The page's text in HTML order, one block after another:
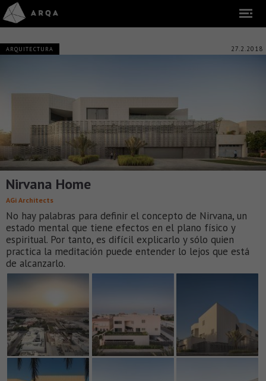
ARQUITECTURA 27.2.2018
Nirvana Home
AGi Architects
No hay palabras para definir el concepto de Nirvana, un
estado mental que tiene efectos en el plano físico y
espiritual. Por tanto, es difícil explicarlo y sólo quien
practica la meditación puede entender lo lejos que está
de alcanzarlo.